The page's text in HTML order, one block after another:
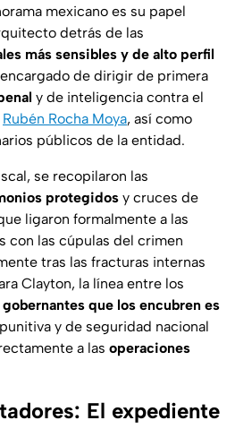
mexicano es su papel
detrás de las
más sensibles y de alto perfil
de dirigir de primera
y de inteligencia contra el
Rubén Rocha Moya, así como
públicos de la entidad.
se recopilaron las
protegidos y cruces de
ligaron formalmente a las
con las cúpulas del crimen
tras las fracturas internas
Clayton, la línea entre los
que los encubren es
y de seguridad nacional
a las operaciones
El expediente